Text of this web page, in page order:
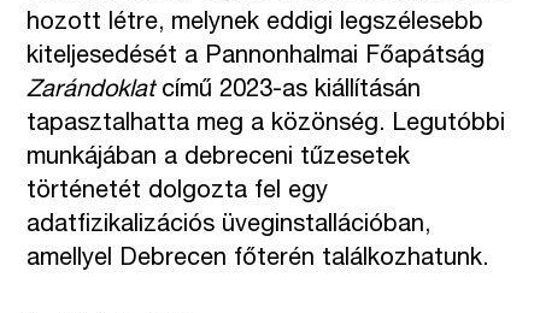
hozott létre, melynek eddigi legszélesebb
kiteljesedését a Pannonhalmai Főapátság
Zarándoklatcímű 2023-as kiállításán
tapasztalhatta meg a közönség. Legutóbbi
munkájában a debreceni tűzesetek
történetét dolgozta fel egy
adatfizikalizációs üveginstallációban,
amellyel Debrecen főterén találkozhatunk.